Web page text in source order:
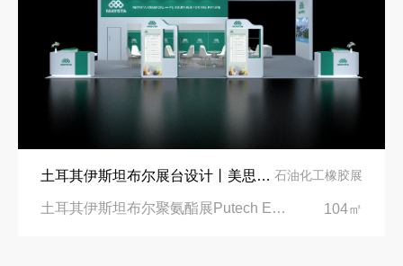
土耳其伊斯坦布尔展台设计丨美思德创新产品，打造聚氨酯行业标杆 石油化工橡胶展
土耳其伊斯坦布尔聚氨酯展Putech Eurasia|土耳其国际会展中心 104㎡